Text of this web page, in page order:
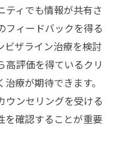
ティでも情報が共有さ
フィードバックを得る
ビザライン治療を検討
高評価を得ているクリ
療が期待できます。
ウンセリングを受ける
を確認することが重要